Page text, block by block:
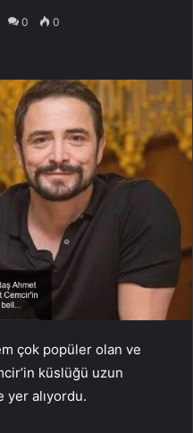
0 0
çok popüler olan ve
küslüğü uzun
yer alıyordu.